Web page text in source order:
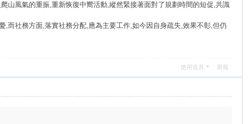
風氣的重振,重新恢復中嚮活動,縱然緊接著面對了規劃時間的短促,共識
而社務方面,落實社務分配,應為主要工作,如今因自身疏失,效果不彰,但仍
使用道具 舉報